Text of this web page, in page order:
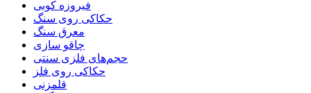
فیروزه کوبی
حکاکی روی سنگ
معرق سنگ
چاقو سازی
حجم‌های فلزی سنتی
حکاکی روی فلز
قلمزنی